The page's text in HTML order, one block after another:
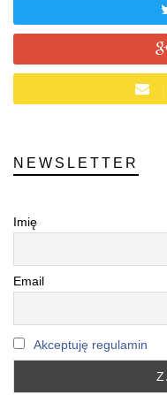
NEWSLETTER
Imię
Email
Akceptuję regulamin